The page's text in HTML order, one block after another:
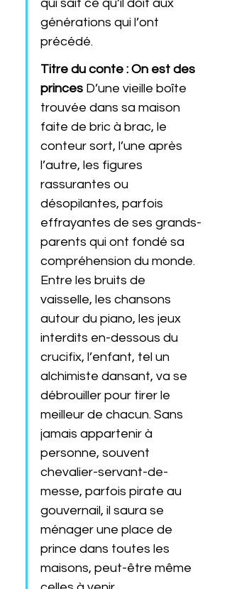
qui sait ce qu’il doit aux
générations qui l’ont
précédé.
Titre du conte : On est des
princes D’une vieille boîte
trouvée dans sa maison
faite de bric à brac, le
conteur sort, l’une après
l’autre, les figures
rassurantes ou
désopilantes, parfois
effrayantes de ses grands-
parents qui ont fondé sa
compréhension du monde.
Entre les bruits de
vaisselle, les chansons
autour du piano, les jeux
interdits en-dessous du
crucifix, l’enfant, tel un
alchimiste dansant, va se
débrouiller pour tirer le
meilleur de chacun. Sans
jamais appartenir à
personne, souvent
chevalier-servant-de-
messe, parfois pirate au
gouvernail, il saura se
ménager une place de
prince dans toutes les
maisons, peut-être même